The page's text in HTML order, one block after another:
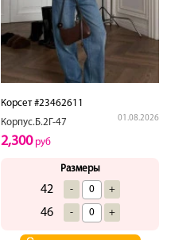
Корсет #23462611
Корпус.Б.2Г-47
01.08.2026
2,300руб
Размеры
42 - +
46 - +